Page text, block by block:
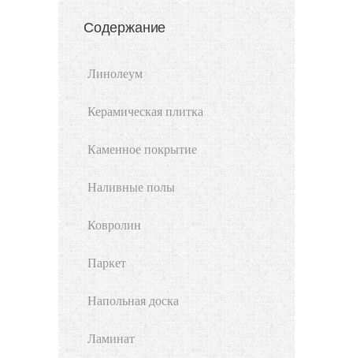
Содержание
Линолеум
Керамическая плитка
Каменное покрытие
Наливные полы
Ковролин
Паркет
Напольная доска
Ламинат